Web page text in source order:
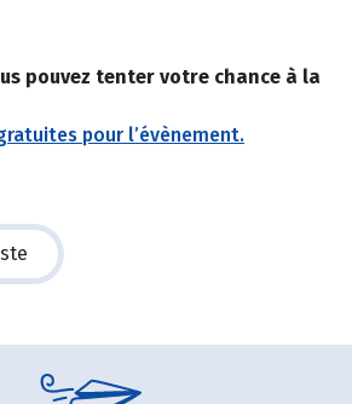
pouvez tenter votre chance à la
pour l’évènement.